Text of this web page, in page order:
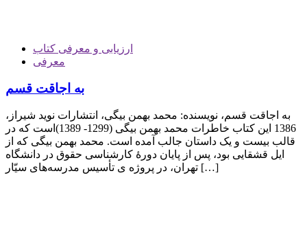
ارزیابی و معرفی کتاب
معرفی
به اجاقت قسم
به اجاقت قسم، نویسنده: محمد بهمن بیگی، انتشارات نوید شیراز،
1386 این کتاب خاطرات محمد بهمن بیگی (1299- 1389)است که در
قالب بیست و یک داستان جالب آمده است. محمد بهمن بیگی که از
ایل قشقایی بود، پس از پایان دورهٔ کارشناسی حقوق در دانشگاه
تهران، در پروژه ی تأسیس مدرسه‌های سیّار […]